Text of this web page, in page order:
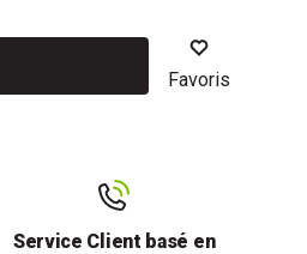
Favoris
Service Client basé en